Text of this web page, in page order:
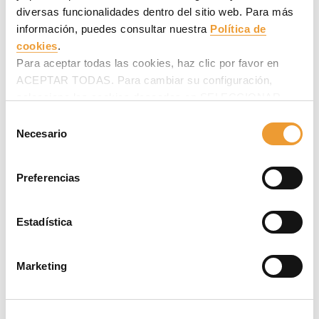
diversas funcionalidades dentro del sitio web. Para más
información, puedes consultar nuestra Política de
cookies.
Para aceptar todas las cookies, haz clic por favor en
ACEPTAR TODAS. Para cambiar su configuración,
después.
Necesario
Preferencias
Estadística
Marketing
contempla la instalación de nuevas unidades productivas y la